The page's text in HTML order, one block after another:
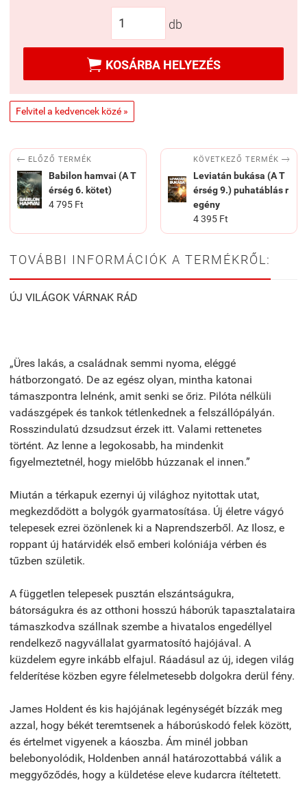
db
 KOSÁRBA HELYEZÉS
Felvitel a kedvencek közé »
 ELŐZŐ TERMÉK
Babilon hamvai (A T
érség 6. kötet)
4 795 Ft
KÖVETKEZŐ TERMÉK 
Leviatán bukása (A T
érség 9.) puhatáblás r
egény
4 395 Ft
TOVÁBBI INFORMÁCIÓK A TERMÉKRŐL:
ÚJ VILÁGOK VÁRNAK RÁD
„Üres lakás, a családnak semmi nyoma, eléggé
hátborzongató. De az egész olyan, mintha katonai
támaszpontra lelnénk, amit senki se őriz. Pilóta nélküli
vadászgépek és tankok tétlenkednek a felszállópályán.
Rosszindulatú dzsudzsut érzek itt. Valami rettenetes
történt. Az lenne a legokosabb, ha mindenkit
figyelmeztetnél, hogy mielőbb húzzanak el innen.”
Miután a térkapuk ezernyi új világhoz nyitottak utat,
megkezdődött a bolygók gyarmatosítása. Új életre vágyó
telepesek ezrei özönlenek ki a Naprendszerből. Az Ilosz, e
roppant új határvidék első emberi kolóniája vérben és
tűzben születik.
A független telepesek pusztán elszántságukra,
bátorságukra és az otthoni hosszú háborúk tapasztalataira
támaszkodva szállnak szembe a hivatalos engedéllyel
rendelkező nagyvállalat gyarmatosító hajójával. A
küzdelem egyre inkább elfajul. Ráadásul az új, idegen világ
felderítése közben egyre félelmetesebb dolgokra derül fény.
James Holdent és kis hajójának legénységét bízzák meg
azzal, hogy békét teremtsenek a háborúskodó felek között,
és értelmet vigyenek a káoszba. Ám minél jobban
belebonyolódik, Holdenben annál határozottabbá válik a
meggyőződés, hogy a küldetése eleve kudarcra ítéltetett.